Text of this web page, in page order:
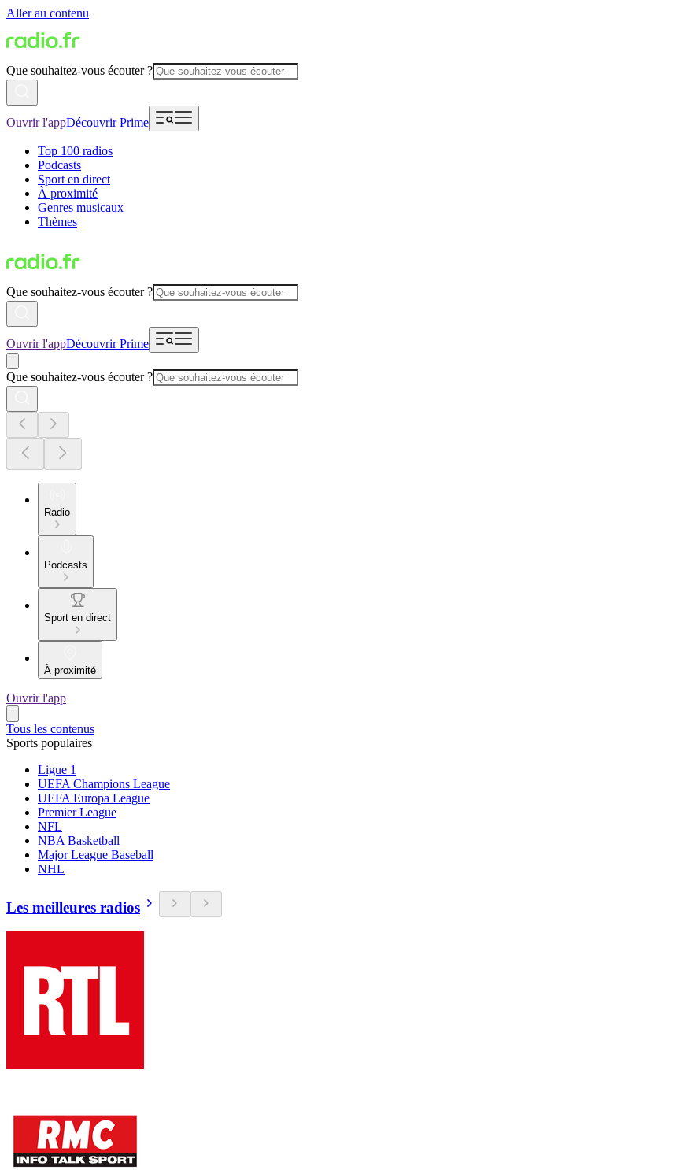
Aller au contenu
Que souhaitez-vous écouter ?
Ouvrir l'appDécouvrir Prime
Top 100 radios
Podcasts
Sport en direct
À proximité
Genres musicaux
Thèmes
Que souhaitez-vous écouter ?
Ouvrir l'appDécouvrir Prime
Que souhaitez-vous écouter ?
Radio
Podcasts
Sport en direct
À proximité
Ouvrir l'app
Tous les contenus
Sports populaires
Ligue 1
UEFA Champions League
UEFA Europa League
Premier League
NFL
NBA Basketball
Major League Baseball
NHL
Les meilleures radios